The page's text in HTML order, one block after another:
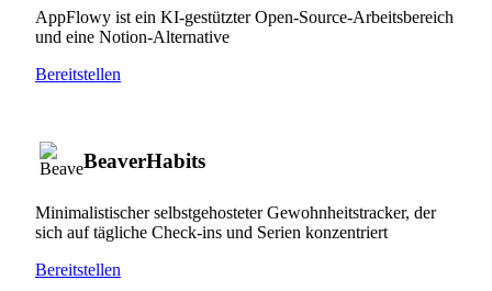
AppFlowy ist ein KI-gestützter Open-Source-Arbeitsbereich
und eine Notion-Alternative
Bereitstellen
BeaverHabits
Minimalistischer selbstgehosteter Gewohnheitstracker, der
sich auf tägliche Check-ins und Serien konzentriert
Bereitstellen